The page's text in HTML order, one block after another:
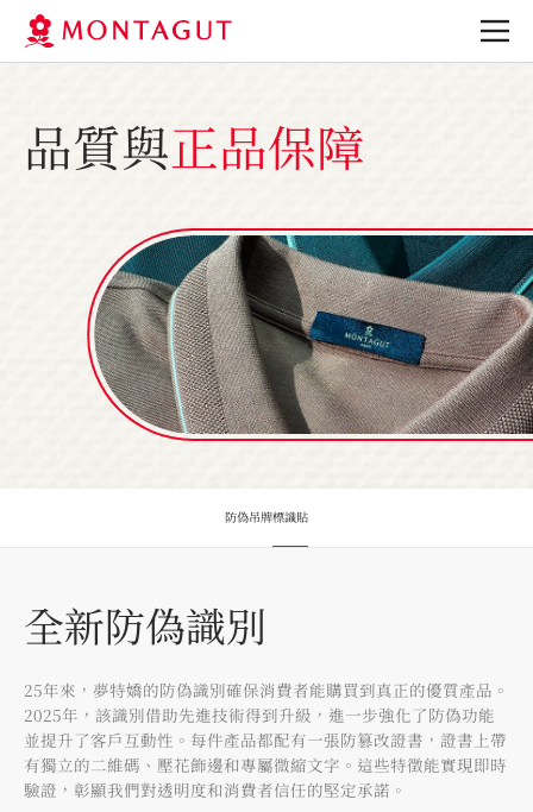
品質與正品保障
防偽吊牌標識貼
全新防偽識別
25年來，夢特嬌的防偽識別確保消費者能購買到真正的優質產品。
2025年，該識別借助先進技術得到升級，進一步強化了防偽功能
並提升了客戶互動性。每件產品都配有一張防篡改證書，證書上帶
有獨立的二維碼、壓花飾邊和專屬微縮文字。這些特徵能實現即時
驗證，彰顯我們對透明度和消費者信任的堅定承諾。